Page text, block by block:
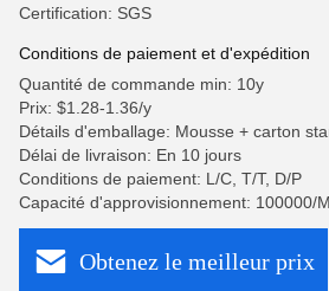
Certification: SGS
Conditions de paiement et d'expédition
Quantité de commande min: 10y
Prix: $1.28-1.36/y
Détails d'emballage: Mousse + carton
Délai de livraison: En 10 jours
Conditions de paiement: L/C, T/T, D/P
Capacité d'approvisionnement: 100000/
Obtenez le meilleur prix